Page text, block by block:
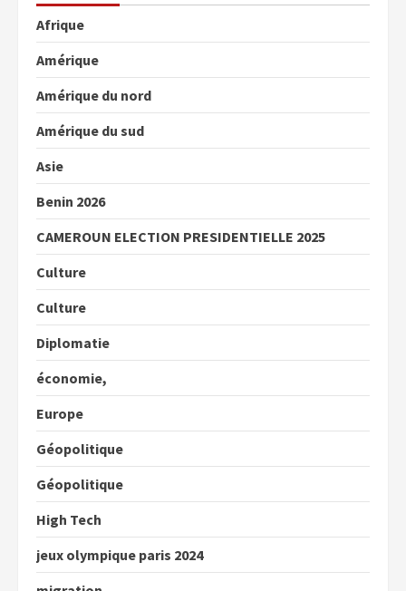
Afrique
Amérique
Amérique du nord
Amérique du sud
Asie
Benin 2026
CAMEROUN ELECTION PRESIDENTIELLE 2025
Culture
Culture
Diplomatie
économie,
Europe
Géopolitique
Géopolitique
High Tech
jeux olympique paris 2024